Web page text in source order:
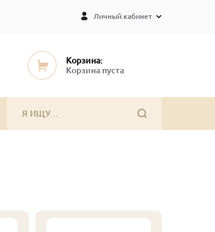
Личный кабинет
Корзина:
Корзина пуста